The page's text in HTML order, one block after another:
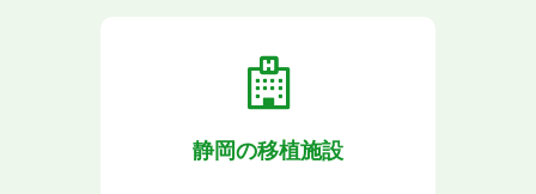
静岡の移植施設